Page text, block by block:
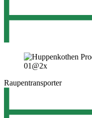
Raupentransporter